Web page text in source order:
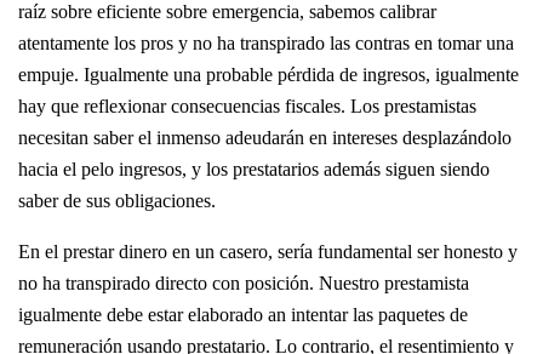
raíz sobre eficiente sobre emergencia, sabemos calibrar
atentamente los pros y no ha transpirado las contras en tomar una
empuje. Igualmente una probable pérdida de ingresos, igualmente
hay que reflexionar consecuencias fiscales. Los prestamistas
necesitan saber el inmenso adeudarán en intereses desplazándolo
hacia el pelo ingresos, y los prestatarios además siguen siendo
saber de sus obligaciones.
En el prestar dinero en un casero, serí­a fundamental ser honesto y
no ha transpirado directo con posición. Nuestro prestamista
igualmente debe estar elaborado an intentar las paquetes de
remuneración usando prestatario. Lo contrario, el resentimiento y